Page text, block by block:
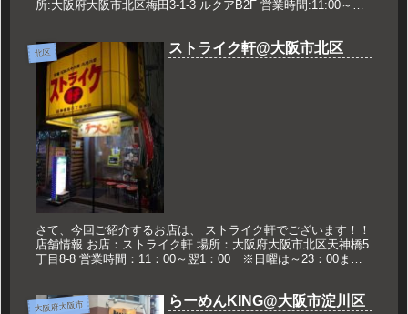
所:大阪府大阪市北区梅田3-1-3 ルクアB2F 営業時間:11:00～
北区 ストライク軒@大阪市北区
さて、今回ご紹介するお店は、 ストライク軒でございます！！
店舗情報 お店：ストライク軒 場所：大阪府大阪市北区天神橋5
丁目8-8 営業時間：11：00～翌1：00 ※日曜は～23：00まで
大阪府大阪市 らーめんKING@大阪市淀川区